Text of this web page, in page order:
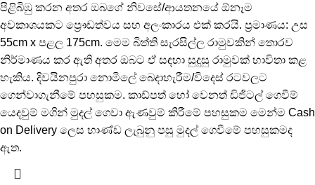
පිළිබිඹු කරන අතර ඔබගේ නිවසේ/ආයතනයේ ඕනෑම
අවකාශයකට ප්‍රෞඩත්වය සහ අලංකාරය එක් කරයි. ප්‍රමාණය: උස
55cm x පළල 175cm. මෙම බිත්ති සැරසිල්ල රාමුවකින් තොරව
නිර්මාණය කර ඇති අතර ඔබට ඒ සඳහා සුදුසු රාමුවක් භාවිතා කළ
හැකිය. දිවයිනපුරා නොමිලේ බෙදාහැරීම/විදෙස් රටවලට
ගෙන්වාගැනීමේ පහසුකම. කාඩ්පත් හෝ වෙනත් ඩිජිටල් ගෙවීම්
යෙදවුම් මගින් මුදල් ගෙවා ඇණවුම් කිරීමේ පහසුකම මෙන්ම Cash
on Delivery ලෙස භාණ්ඩ ලැබුනු පසු මුදල් ගෙවීමේ පහසුකමද
ඇත.